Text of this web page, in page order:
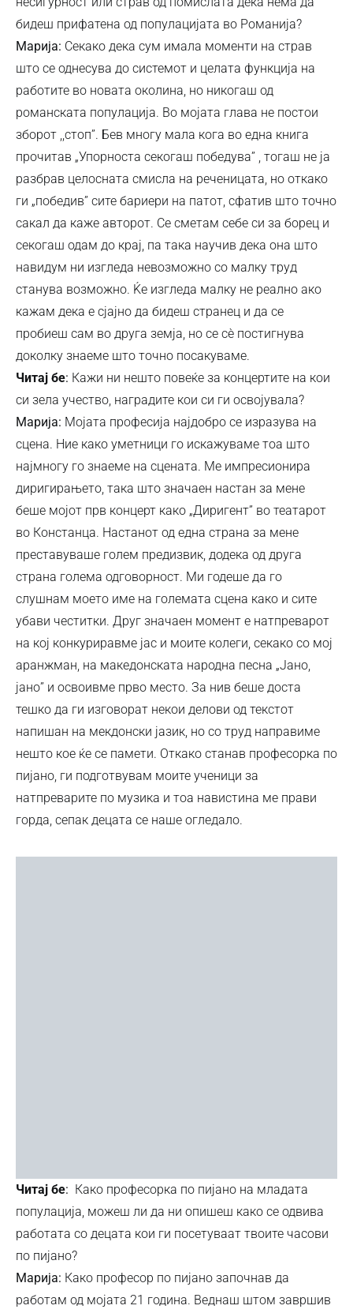
бидеш прифатена од популацијата во Романија?
Марија: Секако дека сум имала моменти на страв
што се однесува до системот и целата функција на
работите во новата околина, но никогаш од
романската популација. Во мојата глава не постои
зборот ,,стоп”. Бев многу мала кога во една книга
прочитав „Упорноста секогаш победува” , тогаш не ја
разбрав целосната смисла на реченицата, но откако
ги „победив” сите бариери на патот, сфатив што точно
сакал да каже авторот. Се сметам себе си за борец и
секогаш одам до крај, па така научив дека она што
навидум ни изгледа невозможно со малку труд
станува возможно. Ќе изгледа малку не реално ако
кажам дека е сјајно да бидеш странец и да се
пробиеш сам во друга земја, но се сѐ постигнува
доколку знаеме што точно посакуваме.
Читај бе: Кажи ни нешто повеќе за концертите на кои
си зела учество, наградите кои си ги освојувала?
Марија: Мојата професија најдобро се изразува на
сцена. Ние како уметници го искажуваме тоа што
најмногу го знаеме на сцената. Ме импресионира
диригирањето, така што значаен настан за мене
беше мојот прв концерт како „Диригент” во театарот
во Констанца. Настанот од една страна за мене
преставуваше голем предизвик, додека од друга
страна голема одговорност. Ми годеше да го
слушнам моето име на големата сцена како и сите
убави честитки. Друг значаен момент е натпреварот
на кој конкуриравме јас и моите колеги, секако со мој
аранжман, на македонската народна песна „Јано,
јано” и освоивме прво место. За нив беше доста
тешко да ги изговорат некои делови од текстот
напишан на мекдонски јазик, но со труд направиме
нешто кое ќе се памети. Откако станав професорка по
пијано, ги подготвувам моите ученици за
натпреварите по музика и тоа навистина ме прави
горда, сепак децата се наше огледало.
Читај бе: Како професорка по пијано на младата
популација, можеш ли да ни опишеш како се одвива
работата со децата кои ги посетуваат твоите часови
по пијано?
Марија: Како професор по пијано започнав да
работам од мојата 21 година. Веднаш штом завршив